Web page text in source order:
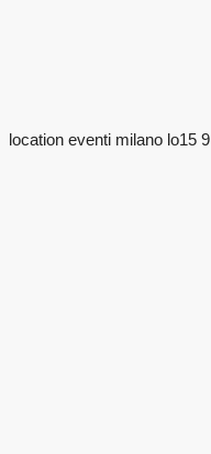
location eventi milano lo15 9